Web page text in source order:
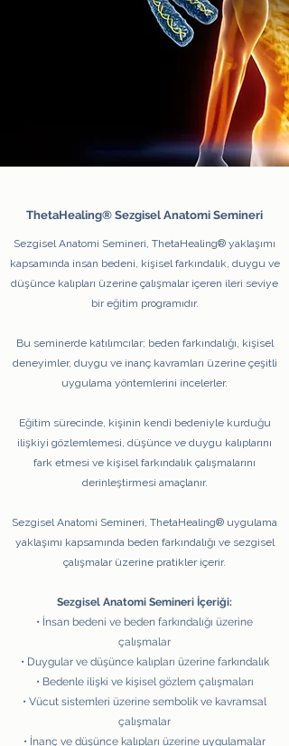
ThetaHealing® Sezgisel Anatomi Semineri
Sezgisel Anatomi Semineri, ThetaHealing® yaklaşımı
kapsamında insan bedeni, kişisel farkındalık, duygu ve
düşünce kalıpları üzerine çalışmalar içeren ileri seviye
bir eğitim programıdır.
Bu seminerde katılımcılar; beden farkındalığı, kişisel
deneyimler, duygu ve inanç kavramları üzerine çeşitli
uygulama yöntemlerini incelerler.
Eğitim sürecinde, kişinin kendi bedeniyle kurduğu
ilişkiyi gözlemlemesi, düşünce ve duygu kalıplarını
fark etmesi ve kişisel farkındalık çalışmalarını
derinleştirmesi amaçlanır.
Sezgisel Anatomi Semineri, ThetaHealing® uygulama
yaklaşımı kapsamında beden farkındalığı ve sezgisel
çalışmalar üzerine pratikler içerir.
Sezgisel Anatomi Semineri İçeriği:
• İnsan bedeni ve beden farkındalığı üzerine
çalışmalar
• Duygular ve düşünce kalıpları üzerine farkındalık
• Bedenle ilişki ve kişisel gözlem çalışmaları
• Vücut sistemleri üzerine sembolik ve kavramsal
çalışmalar
• İnanç ve düşünce kalıpları üzerine uygulamalar